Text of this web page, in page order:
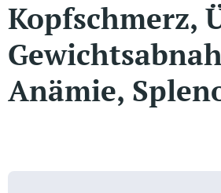
Kopfschmerz,
Anämie,